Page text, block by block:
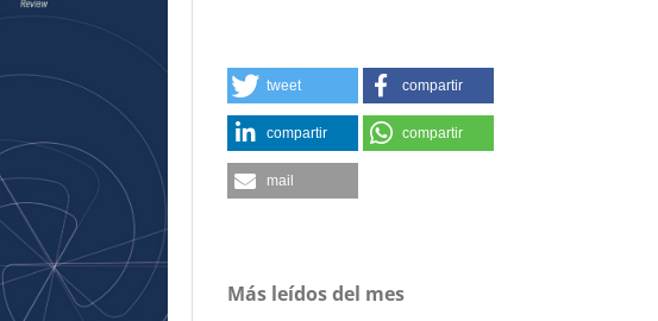
tweet compartir
compartir compartir
mail
Más leídos del mes